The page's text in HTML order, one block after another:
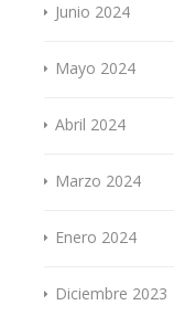
Junio 2024
Mayo 2024
Abril 2024
Marzo 2024
Enero 2024
Diciembre 2023